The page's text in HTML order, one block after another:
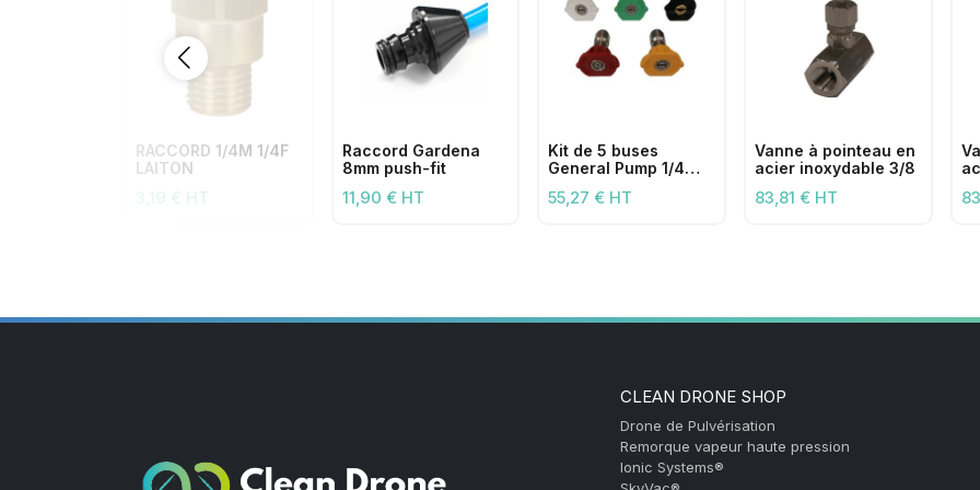
RACCORD 1/4M 1/4F
LAITON
3,19 € HT
Raccord Gardena
8mm push-fit
11,90 € HT
Kit de 5 buses
General Pump 1/4
55,27 € HT
Vanne à pointeau en
acier inoxydable 3/8
83,81 € HT
CLEAN DRONE SHOP
Drone de Pulvérisation
Remorque vapeur haute pression
Ionic Systems®